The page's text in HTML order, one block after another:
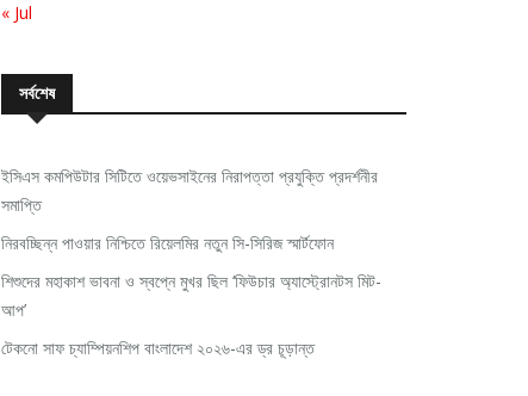
« Jul
সর্বশেষ
ইসিএস কমপিউটার সিটিতে ওয়েভসাইনের নিরাপত্তা প্রযুক্তি প্রদর্শনীর
সমাপ্তি
নিরবচ্ছিন্ন পাওয়ার নিশ্চিতে রিয়েলমির নতুন সি-সিরিজ স্মার্টফোন
শিশুদের মহাকাশ ভাবনা ও স্বপ্নে মুখর ছিল ‘ফিউচার অ্যাস্ট্রোনটস মিট-
আপ’
টেকনো সাফ চ্যাম্পিয়নশিপ বাংলাদেশ ২০২৬-এর ড্র চূড়ান্ত